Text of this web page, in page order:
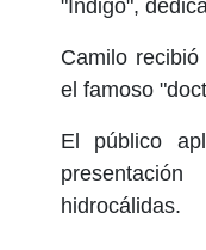
"Índigo",
Camilo
el famoso
El público
hidrocálidas.